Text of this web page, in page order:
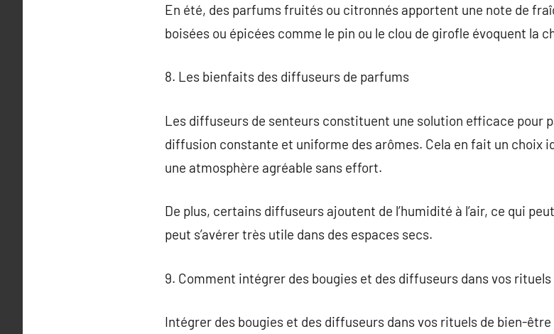
En été, des parfums fruités ou citronnés apportent une note de
boisées ou épicées comme le pin ou le clou de girofle évoquent la
8. Les bienfaits des diffuseurs de parfums
Les diffuseurs de senteurs constituent une solution efficace pour
diffusion constante et uniforme des arômes. Cela en fait un choix
une atmosphère agréable sans effort.
De plus, certains diffuseurs ajoutent de l’humidité à l’air, ce qui
peut s’avérer très utile dans des espaces secs.
9. Comment intégrer des bougies et des diffuseurs dans vos
Intégrer des bougies et des diffuseurs dans vos rituels de bien-